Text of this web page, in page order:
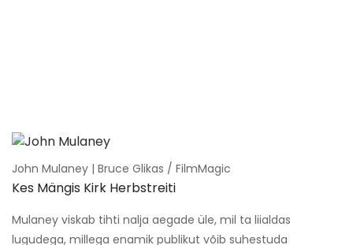
John Mulaney | Bruce Glikas / FilmMagic
Kes Mängis Kirk Herbstreiti
Mulaney viskab tihti nalja aegade üle, mil ta liialdas
lugudega, millega enamik publikut võib suhestuda